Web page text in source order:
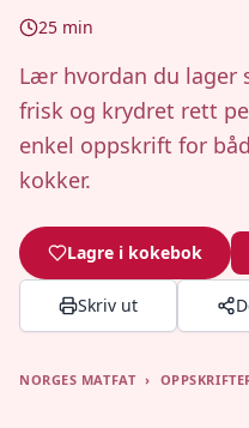
25 min
Lær hvordan du
frisk og krydret rett
enkel oppskrift for
kokker.
Lagre i kokebok
Skriv ut
NORGES MATFAT ›